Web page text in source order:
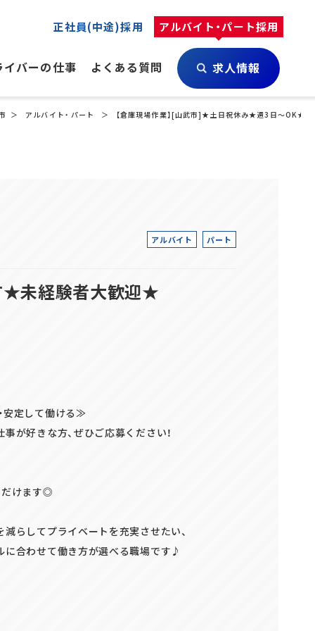
正社員(中途)採用 アルバイト・パート採用
イバーの仕事 よくある質問 求人情報
アルバイト・パート採用
アルバイト・ パート 【倉庫現場作業】[山武市]★土日祝休み★週3日～OK★
アルバイト パート
★未経験者大歓迎★
安定して働ける≫
が好きな方、ぜひご応募ください！
だけます◎
らしてプライベートを充実させたい、
に合わせて働き方が選べる職場です♪